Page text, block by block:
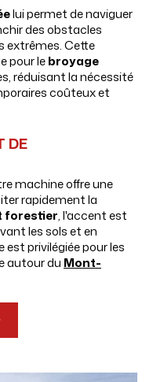
lui permet de naviguer
des obstacles
extrêmes. Cette
pour lebroyage
réduisant la nécessité
coûteux et
DE
machine offre une
rapidement la
forestier, l'accent est
les sols et en
privilégiée pour les
autour du Mont-